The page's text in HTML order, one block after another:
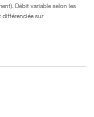
Débit variable selon les
différenciée sur